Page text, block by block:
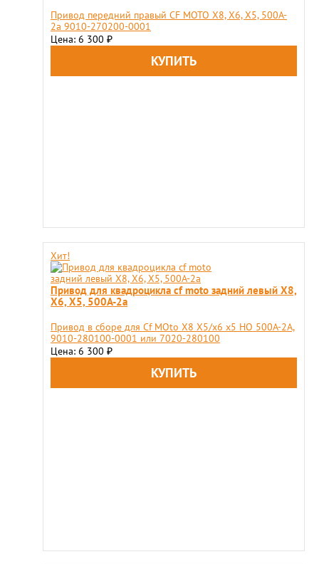
Привод передний правый CF MOTO X8, X6, X5, 500A-
2a 9010-270200-0001
Цена: 6 300 ₽
Хит!
Привод для квадроцикла cf moto задний левый X8,
X6, X5, 500A-2a
Привод в сборе для Сf MOto X8 X5/x6 x5 HO 500A-2A,
9010-280100-0001 или 7020-280100
Цена: 6 300 ₽